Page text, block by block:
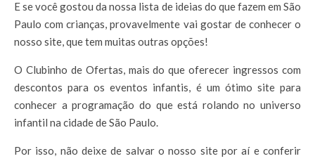
E se você gostou da nossa lista de ideias do que fazem em São
Paulo com crianças, provavelmente vai gostar de conhecer o
nosso site, que tem muitas outras opções!
O Clubinho de Ofertas, mais do que oferecer ingressos com
descontos para os eventos infantis, é um ótimo site para
conhecer a programação do que está rolando no universo
infantil na cidade de São Paulo.
Por isso, não deixe de salvar o nosso site por aí e conferir